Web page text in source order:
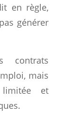
en règle,
générer
mais
et